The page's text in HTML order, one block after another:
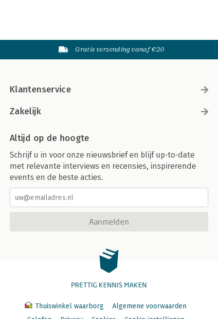
Gratis verzending vanaf €20
Klantenservice
Zakelijk
Altijd op de hoogte
Schrijf u in voor onze nieuwsbrief en blijf up-to-date
met relevante interviews en recensies, inspirerende
events en de beste acties.
Aanmelden
PRETTIG KENNIS MAKEN
Thuiswinkel waarborg
Algemene voorwaarden